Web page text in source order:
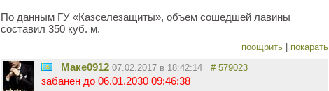
По данным ГУ «Казселезащиты», объем сошедшей лавины
составил 350 куб. м.
поощрить покарать
Маке0912 07.02.2017 в 18:42:14 # 579023
забанен до 06.01.2030 09:46:38